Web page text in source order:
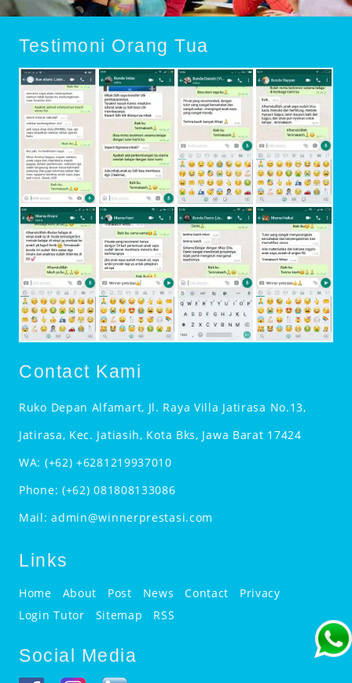
Testimoni Orang Tua
Contact Kami
Ruko Depan Alfamart, Jl. Raya Villa Jatirasa No.13,
Jatirasa, Kec. Jatiasih, Kota Bks, Jawa Barat 17424
WA: (+62) +6281219937010
Phone: (+62) 081808133086
Mail:admin@winnerprestasi.com
Links
Home About Post News Contact
Privacy
Login Tutor
Sitemap RSS
Social Media